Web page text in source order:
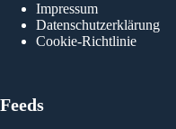
Impressum
Datenschutzerklärung
Cookie-Richtlinie
Feeds